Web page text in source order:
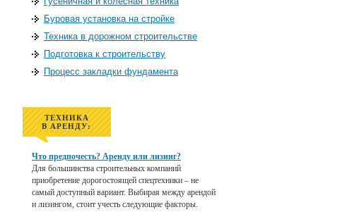
Буровая установка на стройке
Техника в дорожном строительстве
Подготовка к строительству
Процесс закладки фундамента
ТЕХНИКА
В АРЕНДУ:
Что предпочесть? Аренду или лизинг?
Для большинства строительных компаний
приобретение дорогостоящей спецтехники – не
самый доступный вариант. Выбирая между арендой
и лизингом, стоит учесть следующие факторы.